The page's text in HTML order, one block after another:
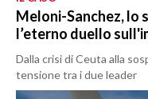
Meloni-Sanchez, lo
l’eterno duello
Dalla crisi di Ceuta alla
tensione tra i due leader